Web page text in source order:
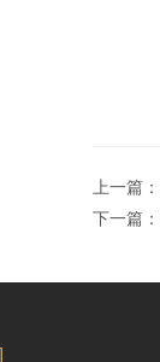
上一篇：
下一篇：